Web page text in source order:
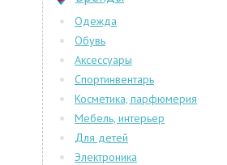
Одежда
Обувь
Аксессуары
Спортинвентарь
Косметика, парфюмерия
Мебель, интерьер
Для детей
Электроника